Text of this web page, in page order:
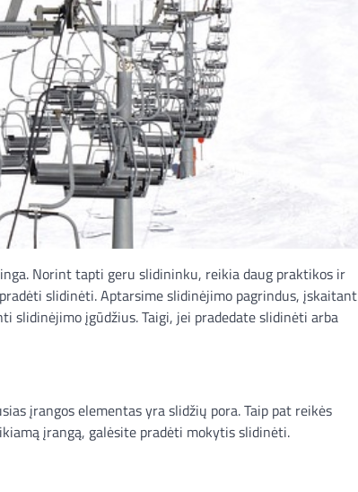
Norint tapti geru slidininku, reikia daug praktikos ir
slidinėti. Aptarsime slidinėjimo pagrindus, įskaitant
slidinėjimo įgūdžius. Taigi, jei pradedate slidinėti arba
įrangos elementas yra slidžių pora. Taip pat reikės
įrangą, galėsite pradėti mokytis slidinėti.